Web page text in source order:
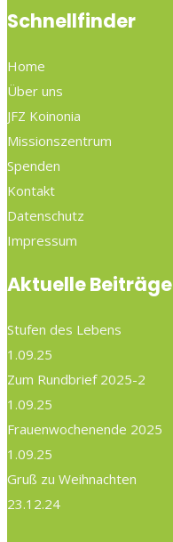
Schnellfinder
Home
Über uns
JFZ Koinonia
Missionszentrum
Spenden
Kontakt
Datenschutz
Impressum
Aktuelle Beiträge
Stufen des Lebens
1.09.25
Zum Rundbrief 2025-2
1.09.25
Frauenwochenende 2025
1.09.25
Gruß zu Weihnachten
23.12.24